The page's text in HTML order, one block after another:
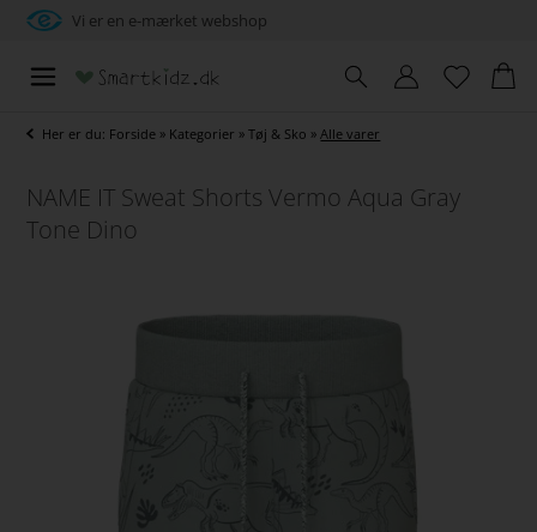
Vi er en e-mærket webshop
Her er du: Forside » Kategorier »Tøj & Sko »Alle varer
NAME IT Sweat Shorts Vermo Aqua Gray
Tone Dino